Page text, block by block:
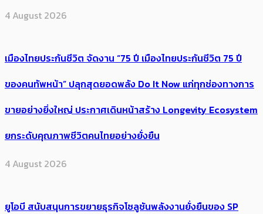
4 August 2026
เมืองไทยประกันชีวิต จัดงาน “75 ปี เมืองไทยประกันชีวิต 75 ปี
ของคนทัพหน้า” ปลุกสุดยอดพลัง Do It Now แก่ทุกช่องทางการ
ขายอย่างยิ่งใหญ่ ประกาศเดินหน้าสร้าง Longevity Ecosystem
ยกระดับคุณภาพชีวิตคนไทยอย่างยั่งยืน
4 August 2026
ยูโอบี สนับสนุนการขยายธุรกิจโซลูชันพลังงานยั่งยืนของ SP